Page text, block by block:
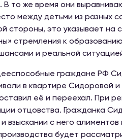
В то же время они
между детьми из разных
стороны, это указывает
стремления к
и реальной
граждане РФ
в квартире Сидоровой
её и переехал. При
отцовства. Гражданка
взыскании с него
будет